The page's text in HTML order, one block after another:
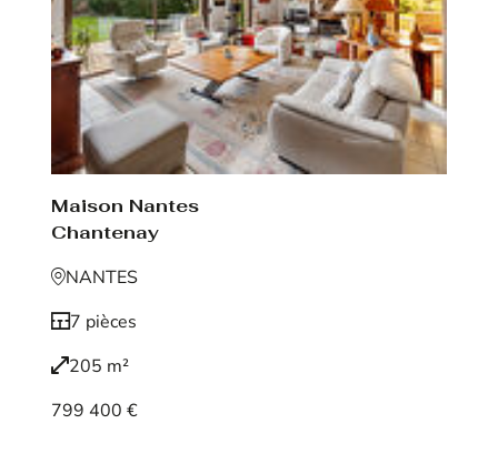
Maison Nantes
Chantenay
NANTES
7 pièces
205 m²
799 400 €